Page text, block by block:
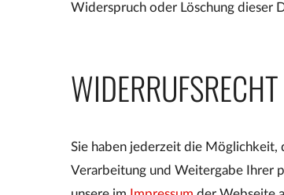
Widerspruch oder Löschung dieser
WIDERRUFSRECHT
Sie haben jederzeit die Möglichkeit,
Verarbeitung und Weitergabe Ihrer